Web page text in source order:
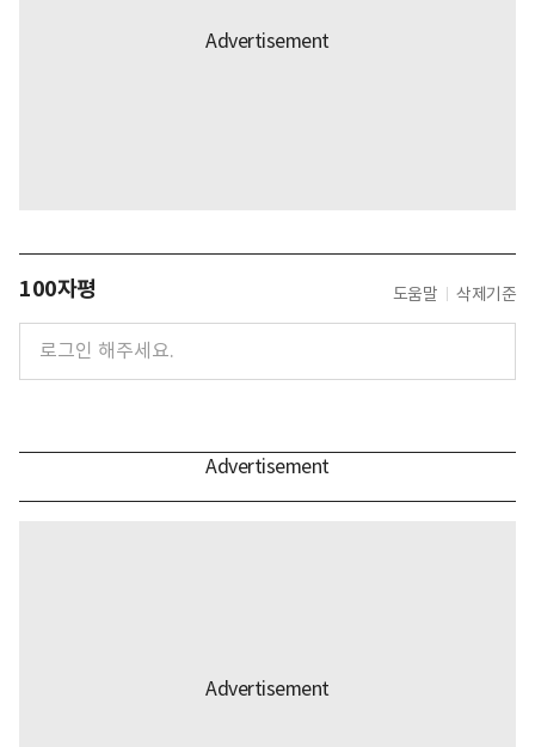
100자평 도움말 삭제기준